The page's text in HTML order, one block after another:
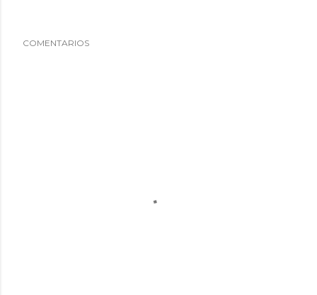
COMENTARIOS